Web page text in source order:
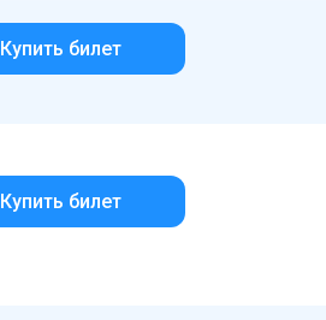
Купить билет
Купить билет